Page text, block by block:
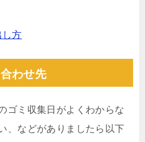
し方
わせ先
ゴミ収集日がよくわからな
、などがありましたら以下